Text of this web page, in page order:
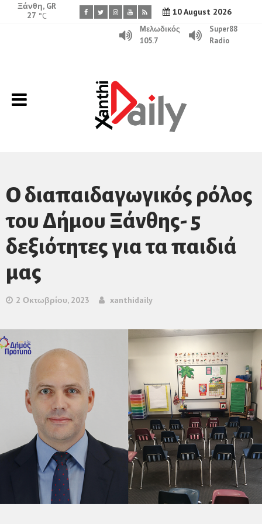
10 August 2026
Ξάνθη, GR
27 °C
Μελωδικός
105.7
Super88
Radio
Ο διαπαιδαγωγικός ρόλος
του Δήμου Ξάνθης- 5
δεξιότητες για τα παιδιά
μας
2 Οκτωβρίου, 2023 xanthidaily